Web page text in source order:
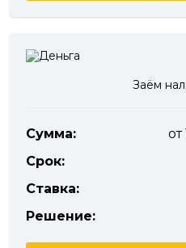
Заём
Сумма:
Срок:
Ставка:
Решение: